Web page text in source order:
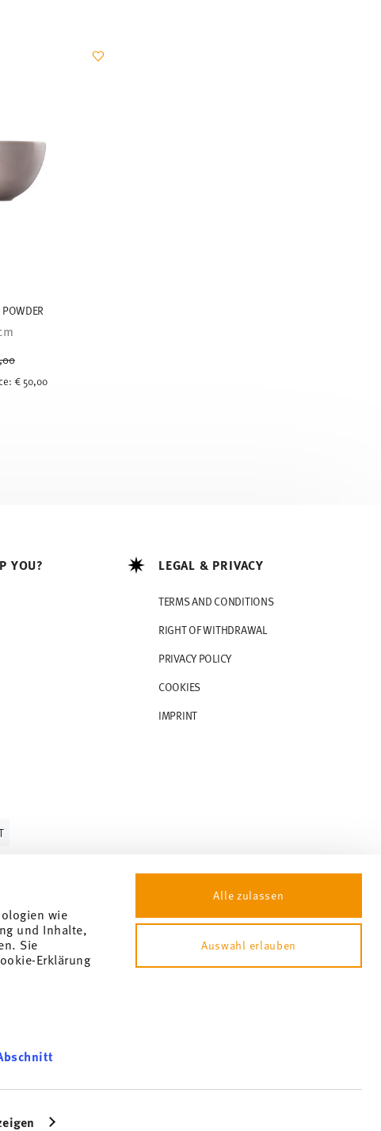
wie
und Inhalte,
Sie
Erklärung
an
Alle zulassen
Auswahl erlauben
POWDER
reduced from
€ 50,00
YOU? LEGAL & PRIVACY
TERMS AND CONDITIONS
RIGHT OF WITHDRAWAL
PRIVACY POLICY
COOKIES
IMPRINT
cookie consent